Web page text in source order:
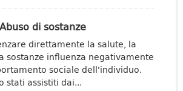
di sostanze
direttamente la salute, la
sostanze influenza negativamente
sociale dell'individuo.
stati assistiti dai...